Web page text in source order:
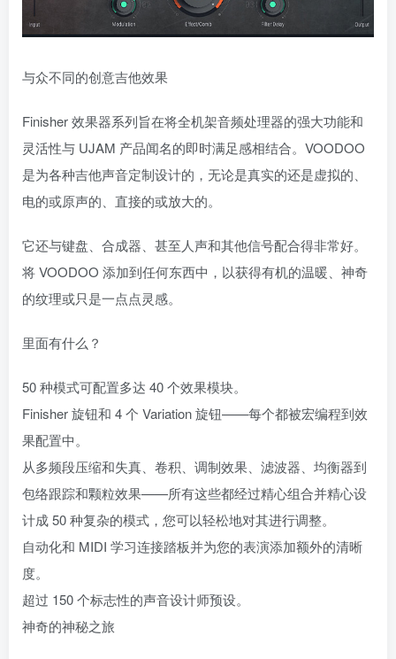
与众不同的创意吉他效果
Finisher 效果器系列旨在将全机架音频处理器的强大功能和
灵活性与 UJAM 产品闻名的即时满足感相结合。VOODOO
是为各种吉他声音定制设计的，无论是真实的还是虚拟的、
电的或原声的、直接的或放大的。
它还与键盘、合成器、甚至人声和其他信号配合得非常好。
将 VOODOO 添加到任何东西中，以获得有机的温暖、神奇
的纹理或只是一点点灵感。
里面有什么？
50 种模式可配置多达 40 个效果模块。
Finisher 旋钮和 4 个 Variation 旋钮——每个都被宏编程到效
果配置中。
从多频段压缩和失真、卷积、调制效果、滤波器、均衡器到
包络跟踪和颗粒效果——所有这些都经过精心组合并精心设
计成 50 种复杂的模式，您可以轻松地对其进行调整。
自动化和 MIDI 学习连接踏板并为您的表演添加额外的清晰
度。
超过 150 个标志性的声音设计师预设。
神奇的神秘之旅